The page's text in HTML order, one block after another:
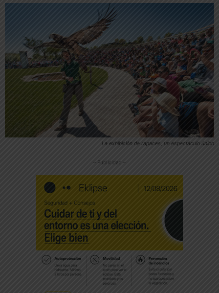
La exhibición de rapaces, un espectáculo único
-- Publicidad --